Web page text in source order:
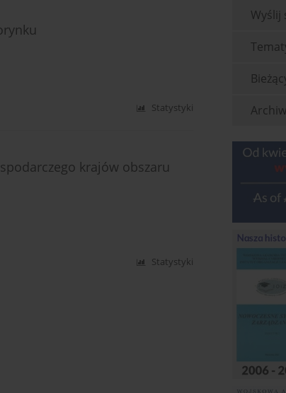
Statystyki
krajów obszaru
Statystyki
Wyślij